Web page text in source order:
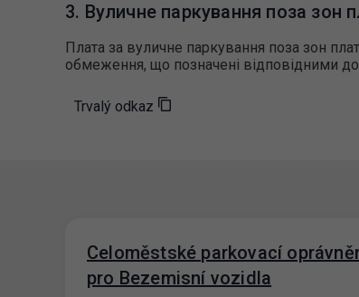
3. Вуличне паркування поза зон
Плата за вуличне паркування поза зон
обмеження, що позначені відповідними
Trvalý odkaz
Celoměstské parkovací
pro Bezemisní vozidla